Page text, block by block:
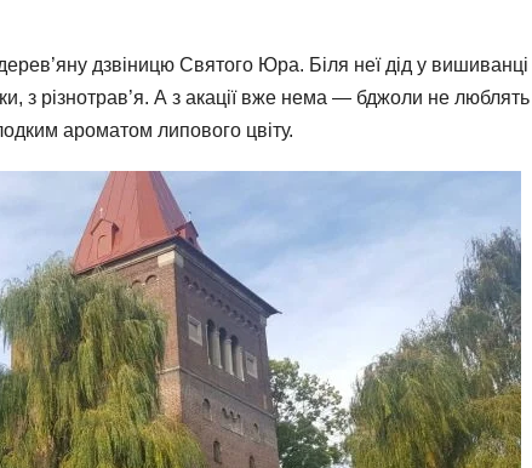
дзвіницю Святого Юра. Біля неї дід у вишиванці
з різнотрав’я. А з акації вже нема — бджоли не люблять
ароматом липового цвіту.